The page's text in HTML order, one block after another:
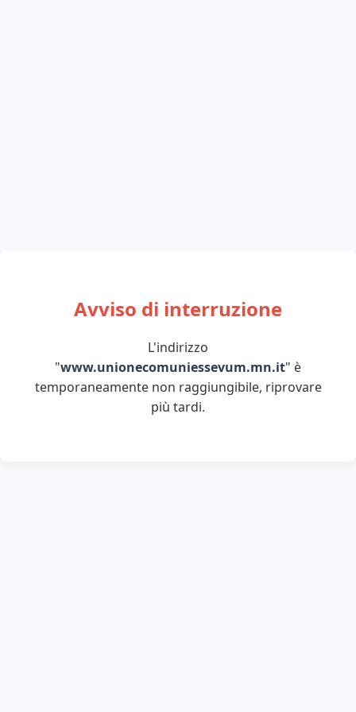
Avviso di interruzione
L'indirizzo
"www.unionecomuniessevum.mn.it" è
temporaneamente non raggiungibile, riprovare
più tardi.